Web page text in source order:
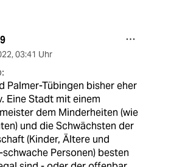
, 03:41 Uhr
Palmer-Tübingen bisher eher
Eine Stadt mit einem
dem Minderheiten (wie
und die Schwächsten der
(Kinder, Ältere und
Personen) besten